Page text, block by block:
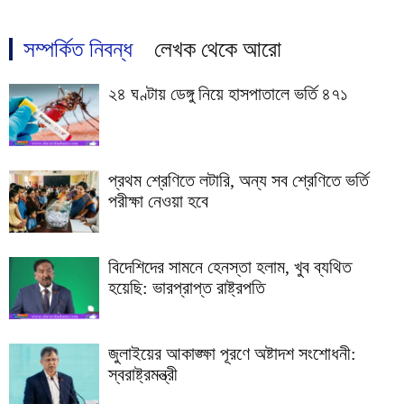
সম্পর্কিত নিবন্ধ লেখক থেকে আরো
২৪ ঘণ্টায় ডেঙ্গু নিয়ে হাসপাতালে ভর্তি ৪৭১
প্রথম শ্রেণিতে লটারি, অন্য সব শ্রেণিতে ভর্তি
পরীক্ষা নেওয়া হবে
বিদেশিদের সামনে হেনস্তা হলাম, খুব ব্যথিত
হয়েছি: ভারপ্রাপ্ত রাষ্ট্রপতি
জুলাইয়ের আকাঙ্ক্ষা পূরণে অষ্টাদশ সংশোধনী:
স্বরাষ্ট্রমন্ত্রী